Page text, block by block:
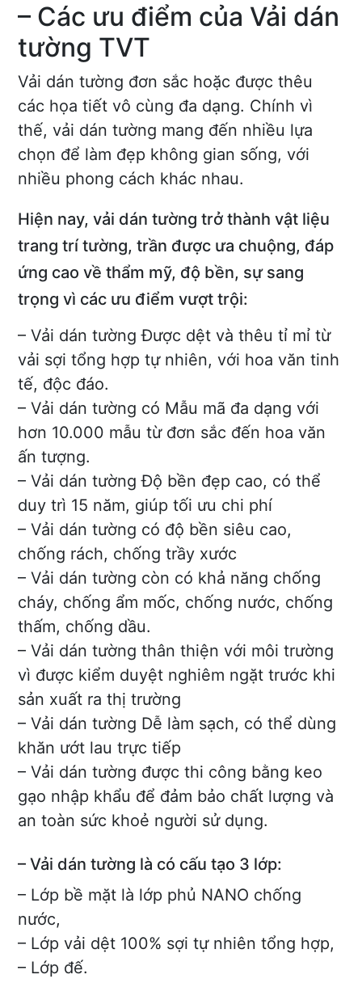
– Các ưu điểm của Vải dán
tường TVT
Vải dán tường đơn sắc hoặc được thêu
các họa tiết vô cùng đa dạng. Chính vì
thế, vải dán tường mang đến nhiều lựa
chọn để làm đẹp không gian sống, với
nhiều phong cách khác nhau.
Hiện nay, vải dán tường trở thành vật liệu
trang trí tường, trần được ưa chuộng, đáp
ứng cao về thẩm mỹ, độ bền, sự sang
trọng vì các ưu điểm vượt trội:
– Vải dán tường Được dệt và thêu tỉ mỉ từ
vải sợi tổng hợp tự nhiên, với hoa văn tinh
tế, độc đáo.
– Vải dán tường có Mẫu mã đa dạng với
hơn 10.000 mẫu từ đơn sắc đến hoa văn
ấn tượng.
– Vải dán tường Độ bền đẹp cao, có thể
duy trì 15 năm, giúp tối ưu chi phí
– Vải dán tường có độ bền siêu cao,
chống rách, chống trầy xước
– Vải dán tường còn có khả năng chống
cháy, chống ẩm mốc, chống nước, chống
thấm, chống dầu.
– Vải dán tường thân thiện với môi trường
vì được kiểm duyệt nghiêm ngặt trước khi
sản xuất ra thị trường
– Vải dán tường Dễ làm sạch, có thể dùng
khăn ướt lau trực tiếp
– Vải dán tường được thi công bằng keo
gạo nhập khẩu để đảm bảo chất lượng và
an toàn sức khoẻ người sử dụng.
– Vải dán tường là có cấu tạo 3 lớp:
– Lớp bề mặt là lớp phủ NANO chống
nước,
– Lớp vải dệt 100% sợi tự nhiên tổng hợp,
– Lớp đế.